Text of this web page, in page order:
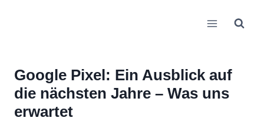
Google Pixel: Ein Ausblick auf
die nächsten Jahre – Was uns
erwartet